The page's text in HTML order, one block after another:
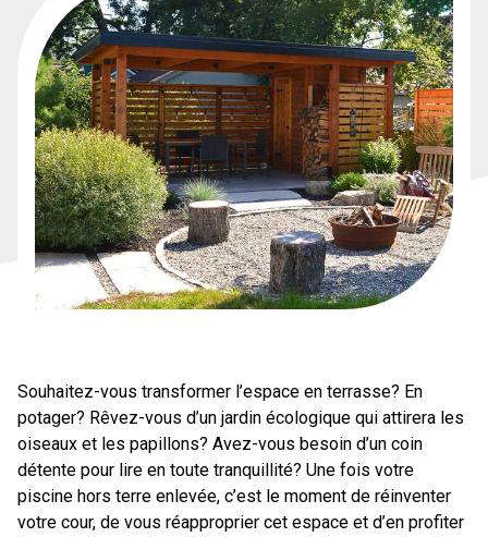
Souhaitez-vous transformer l’espace en terrasse? En
potager? Rêvez-vous d’un jardin écologique qui attirera les
oiseaux et les papillons? Avez-vous besoin d’un coin
détente pour lire en toute tranquillité? Une fois votre
piscine hors terre enlevée, c’est le moment de réinventer
votre cour, de vous réapproprier cet espace et d’en profiter